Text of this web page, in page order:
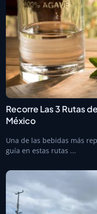
Recorre Las 3 Rutas
México
Una de las bebidas más
guía en estas rutas ...